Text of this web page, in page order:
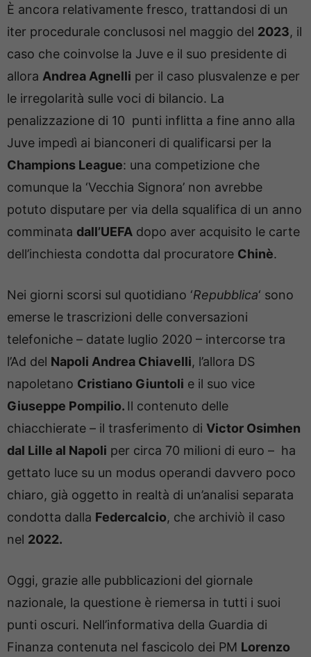
È ancora relativamente fresco, trattandosi di un
iter procedurale conclusosi nel maggio del 2023, il
caso che coinvolse la Juve e il suo presidente di
allora Andrea Agnelli per il caso plusvalenze e per
le irregolarità sulle voci di bilancio. La
penalizzazione di 10 punti inflitta a fine anno alla
Juve impedì ai bianconeri di qualificarsi per la
Champions League: una competizione che
comunque la ‘Vecchia Signora’ non avrebbe
potuto disputare per via della squalifica di un anno
comminata dall’UEFA dopo aver acquisito le carte
dell’inchiesta condotta dal procuratore Chinè.
Nei giorni scorsi sul quotidiano ‘Repubblica‘ sono
emerse le trascrizioni delle conversazioni
telefoniche – datate luglio 2020 – intercorse tra
l’Ad del Napoli Andrea Chiavelli, l’allora DS
napoletano Cristiano Giuntoli e il suo vice
Giuseppe Pompilio. Il contenuto delle
chiacchierate – il trasferimento di Victor Osimhen
dal Lille al Napoli per circa 70 milioni di euro – ha
gettato luce su un modus operandi davvero poco
chiaro, già oggetto in realtà di un’analisi separata
condotta dalla Federcalcio, che archiviò il caso
nel 2022.
Oggi, grazie alle pubblicazioni del giornale
nazionale, la questione è riemersa in tutti i suoi
punti oscuri. Nell’informativa della Guardia di
Finanza contenuta nel fascicolo dei PM Lorenzo